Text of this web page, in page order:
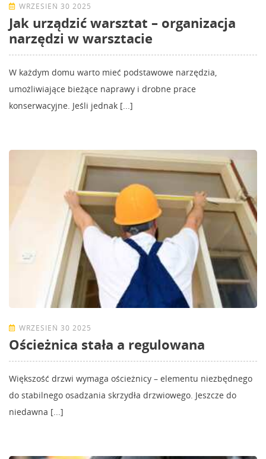
WRZESIEŃ 30 2025
Jak urządzić warsztat – organizacja
narzędzi w warsztacie
W każdym domu warto mieć podstawowe narzędzia,
umożliwiające bieżące naprawy i drobne prace
konserwacyjne. Jeśli jednak [...]
WRZESIEŃ 30 2025
Ościeżnica stała a regulowana
Większość drzwi wymaga ościeżnicy – elementu niezbędnego
do stabilnego osadzania skrzydła drzwiowego. Jeszcze do
niedawna [...]